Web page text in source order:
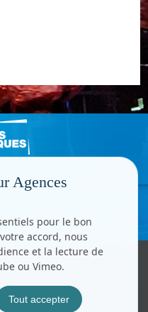
© CC.Comunication
droits réservés
Agences
pour le bon
accord, nous
et la lecture de
ou Vimeo.
Tout accepter